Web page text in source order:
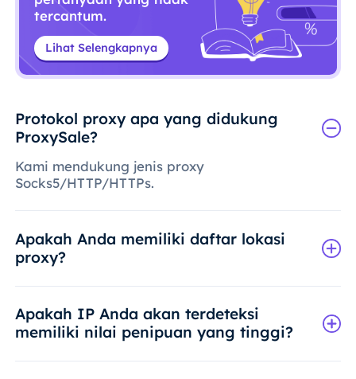
tercantum.
Lihat Selengkapnya
Protokol proxy apa yang didukung
ProxySale?
Kami mendukung jenis proxy
Socks5/HTTP/HTTPs.
Apakah Anda memiliki daftar lokasi
proxy?
Apakah IP Anda akan terdeteksi
memiliki nilai penipuan yang tinggi?